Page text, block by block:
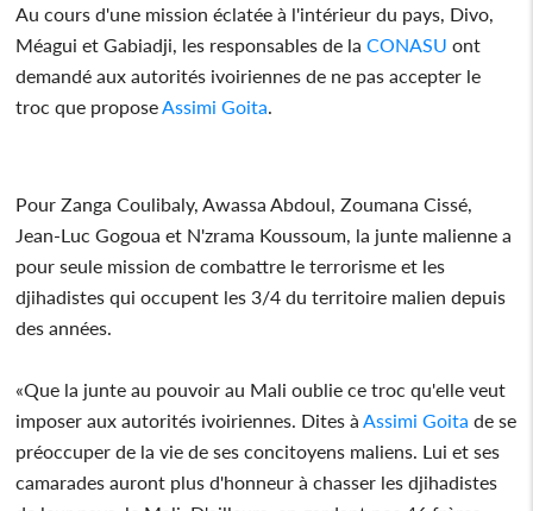
Au cours d'une mission éclatée à l'intérieur du pays, Divo,
Méagui et Gabiadji, les responsables de laCONASU ont
demandé aux autorités ivoiriennes de ne pas accepter le
troc que proposeAssimi Goita.
Pour Zanga Coulibaly, Awassa Abdoul, Zoumana Cissé,
Jean-Luc Gogoua et N'zrama Koussoum, la junte malienne a
pour seule mission de combattre le terrorisme et les
djihadistes qui occupent les 3/4 du territoire malien depuis
des années.
«Que la junte au pouvoir au Mali oublie ce troc qu'elle veut
imposer aux autorités ivoiriennes. Dites àAssimi Goita de se
préoccuper de la vie de ses concitoyens maliens. Lui et ses
camarades auront plus d'honneur à chasser les djihadistes